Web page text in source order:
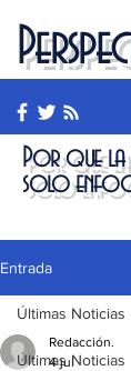
Por que la
solo
Entrada
Últimas Noticias
Últimas Noticias
Redacción.
4 jul